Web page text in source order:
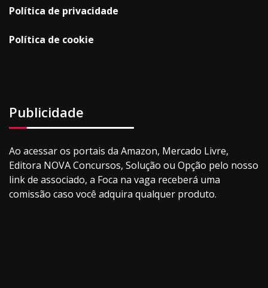
Política de privacidade
Política de cookie
Publicidade
Ao acessar os portais da Amazon, Mercado Livre,
Editora NOVA Concursos, Solução ou Opção pelo nosso
link de associado, a Foca na vaga receberá uma
comissão caso você adquira qualquer produto.